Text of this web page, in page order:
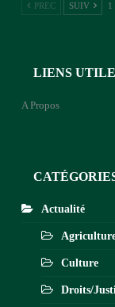
PREC SUIV 1
LIENS
A Propos
Actualité
Culture
Droits/